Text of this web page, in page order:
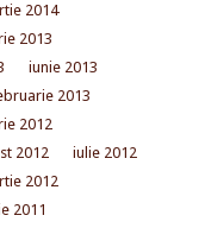
2014
2013
iunie 2013
2013
2012
2012
iulie 2012
2012
2011